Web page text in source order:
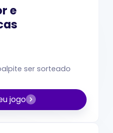
e
ser sorteado
jogo